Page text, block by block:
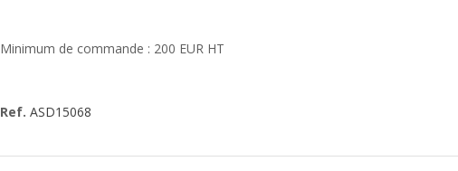
Minimum de commande : 200 EUR HT
Ref. ASD15068